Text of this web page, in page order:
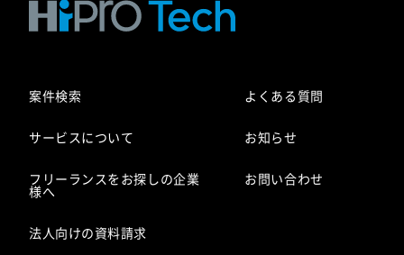
案件検索
サービスについて
フリーランスをお探しの企業
様へ
法人向けの資料請求
よくある質問
お知らせ
お問い合わせ